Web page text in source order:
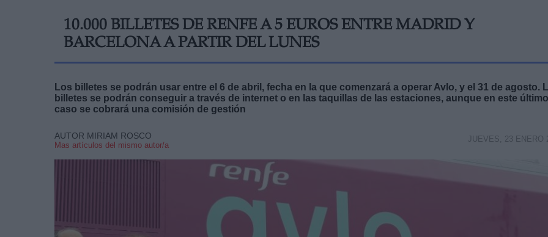
10.000 BILLETES DE RENFE A 5 EUROS ENTRE MADRID Y
BARCELONA A PARTIR DEL LUNES
Los billetes se podrán usar entre el 6 de abril, fecha en la que comenzará a operar Avlo, y el 31 de agosto.
billetes se podrán conseguir a través de internet o en las taquillas de las estaciones, aunque en este último
caso se cobrará una comisión de gestión
AUTOR MIRIAM ROSCO
Mas artículos del mismo autor/a
JUEVES, 23 ENERO
link
Información adicional
link